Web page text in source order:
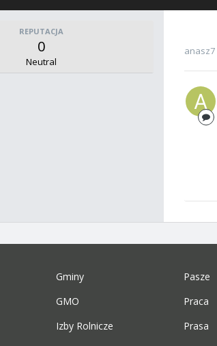
REPUTACJA
0
Neutral
anasz7
Gminy
GMO
Izby Rolnicze
Pasze
Praca
Prasa